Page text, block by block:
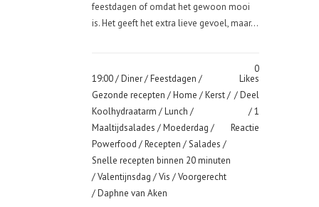
feestdagen of omdat het gewoon mooi
is. Het geeft het extra lieve gevoel, maar...
19:00 /Diner/Feestdagen /
Gezonde recepten /Home /Kerst/
Koolhydraatarm /Lunch /
Maaltijdsalades /Moederdag /
Powerfood /Recepten /Salades /
Snelle recepten binnen 20 minuten
/Valentijnsdag /Vis /Voorgerecht
/ Daphne van Aken
0
Likes
Deel
1
Reactie